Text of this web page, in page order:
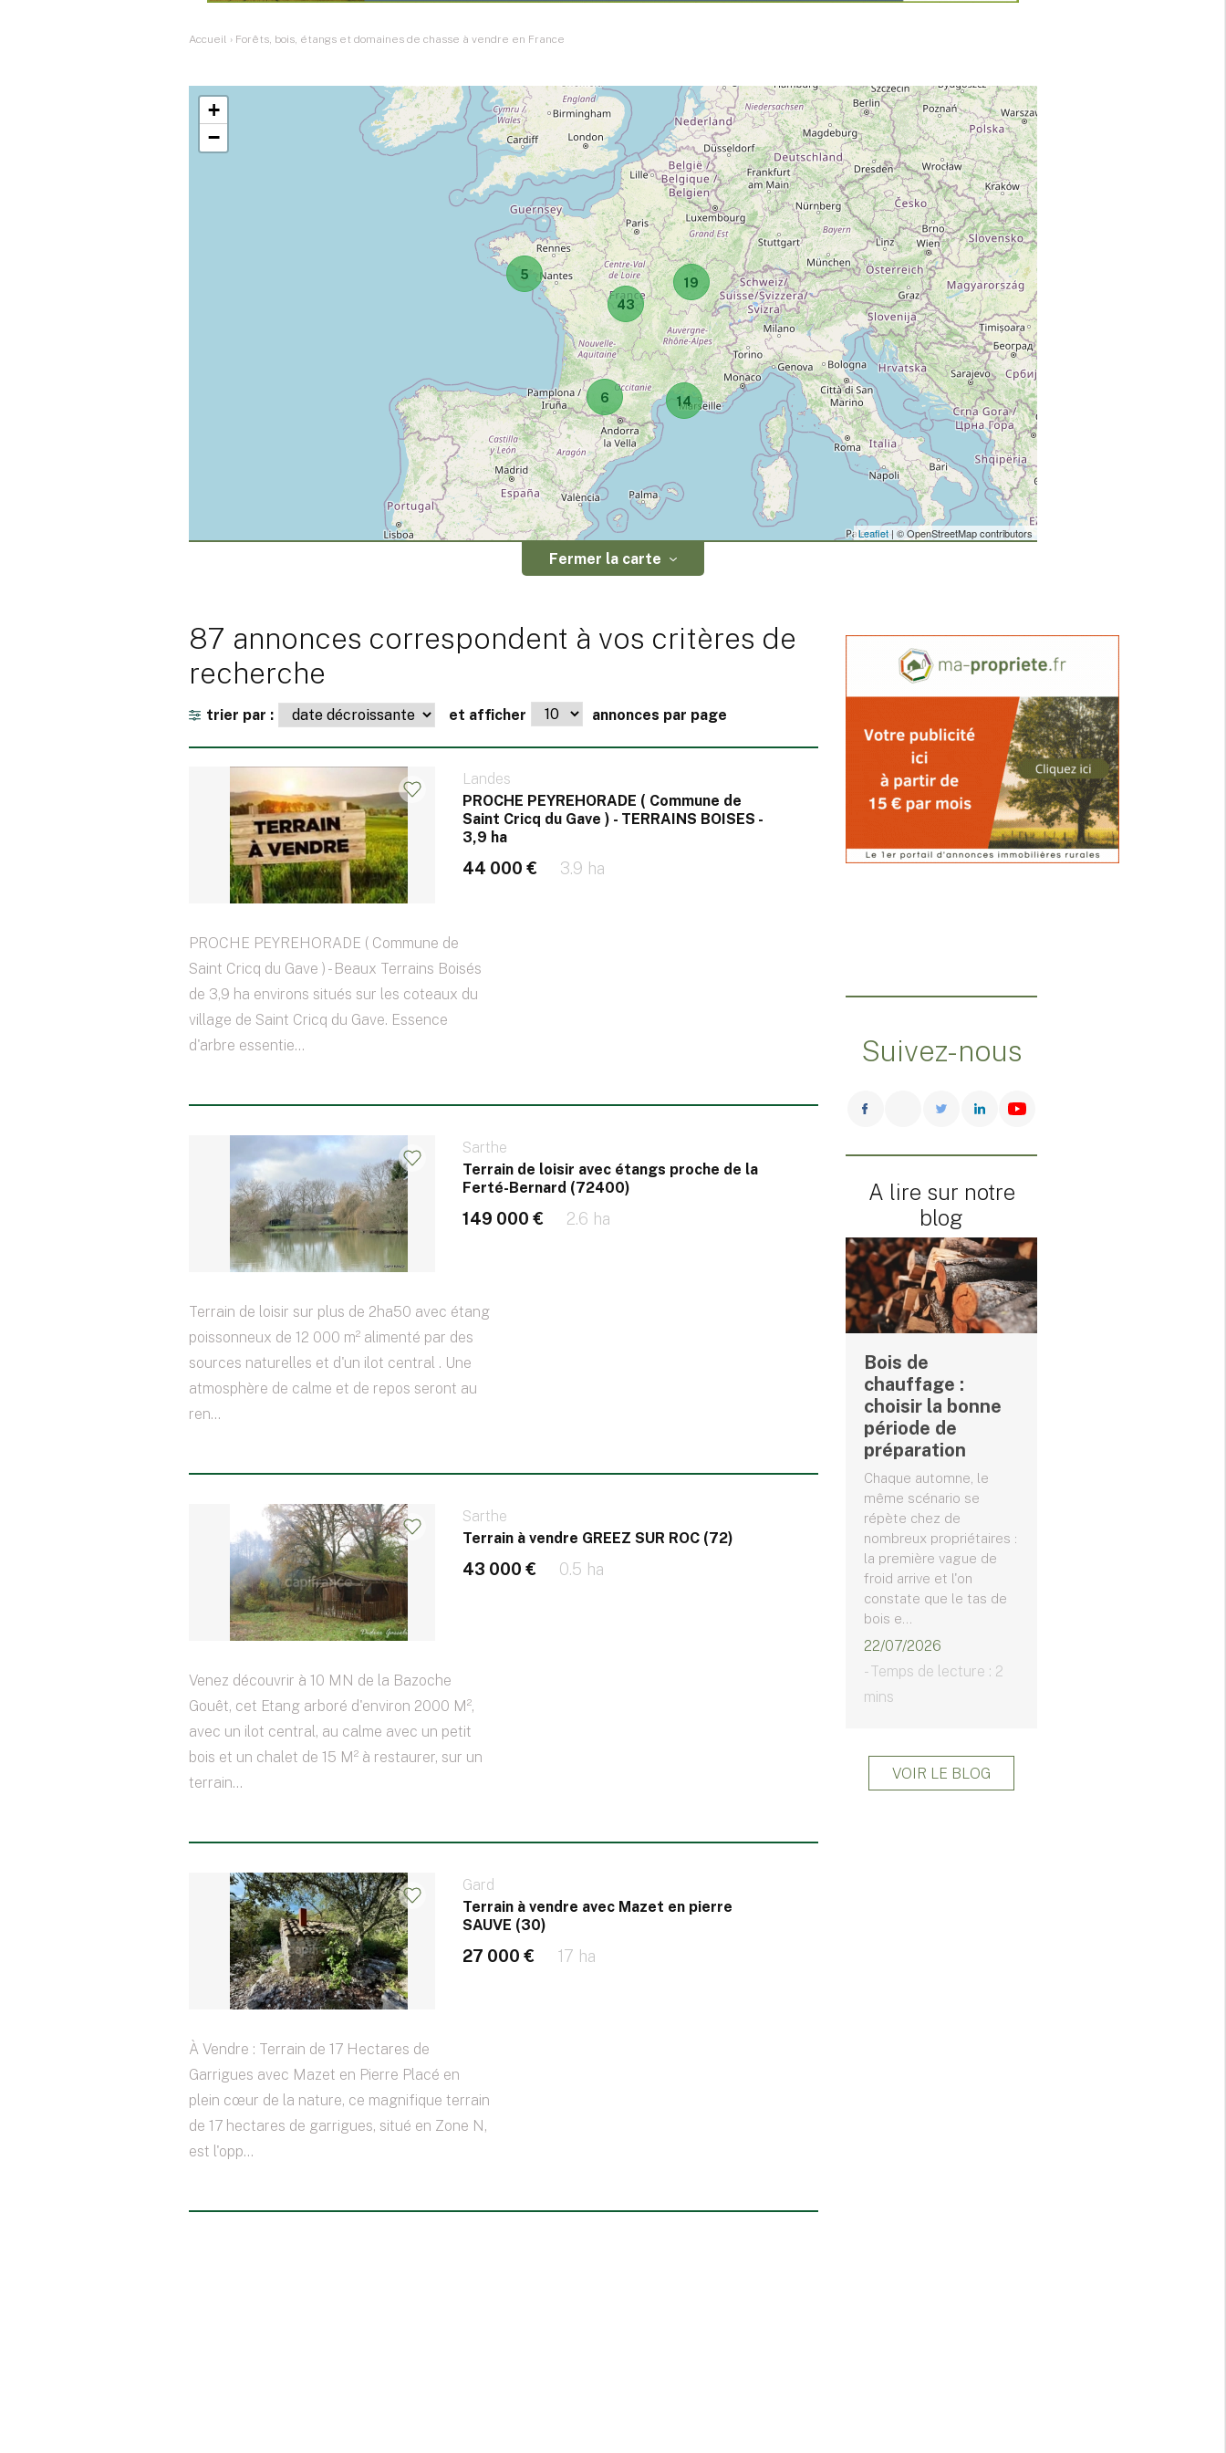
Accueil › Forêts, bois, étangs et domaines de chasse à vendre en France
19
5
6 14
43
+
−
Leaflet | © OpenStreetMap contributors
Fermer la carte
87 annonces correspondent à vos critères de
recherche
trier par : et afficher annonces par page
Landes
PROCHE PEYREHORADE ( Commune de
Saint Cricq du Gave ) - TERRAINS BOISES -
3,9 ha
44 000 € 3.9 ha
PROCHE PEYREHORADE ( Commune de
Saint Cricq du Gave ) - Beaux Terrains Boisés
de 3,9 ha environs situés sur les coteaux du
village de Saint Cricq du Gave. Essence
d'arbre essentie...
Sarthe
Terrain de loisir avec étangs proche de la
Ferté-Bernard (72400)
149 000 € 2.6 ha
Terrain de loisir sur plus de 2ha50 avec étang
poissonneux de 12 000 m² alimenté par des
sources naturelles et d'un ilot central . Une
atmosphère de calme et de repos seront au
ren...
Sarthe
Terrain à vendre GREEZ SUR ROC (72)
43 000 € 0.5 ha
Venez découvrir à 10 MN de la Bazoche
Gouêt, cet Etang arboré d'environ 2000 M²,
avec un ilot central, au calme avec un petit
bois et un chalet de 15 M² à restaurer, sur un
terrain...
Gard
Terrain à vendre avec Mazet en pierre
SAUVE (30)
27 000 € 17 ha
À Vendre : Terrain de 17 Hectares de
Garrigues avec Mazet en Pierre Placé en
plein cœur de la nature, ce magnifique terrain
de 17 hectares de garrigues, situé en Zone N,
est l'opp...
Suivez-nous
A lire sur notre
blog
Bois de
chauffage :
choisir la bonne
période de
préparation
Chaque automne, le
même scénario se
répète chez de
nombreux propriétaires :
la première vague de
froid arrive et l'on
constate que le tas de
bois e...
22/07/2026
- Temps de lecture : 2
mins
VOIR LE BLOG